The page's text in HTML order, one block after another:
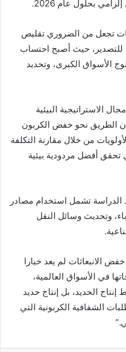
تجعل من الضروري تقليص
للتصدير، حيث أصبح احتساب
الأسواق الكبرى، وتحديد
الاستراتيجية البيئية
الطريق نحو خفض الكربون
من خلال مقارنة التكلفة
تحقق أفضل مردودية بيئية
الدراسة تشمل استخدام مصادر
وتحديث وسائل النقل
الانبعاثات لم يعد خيارا
في الأسواق العالمية،
الحديد، بل إنتاج حديد
الشفافية الكربونية التي